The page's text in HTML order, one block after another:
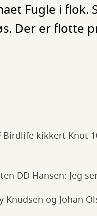
Fugle i flok.
Der er flotte
Birdlife kikkert Knot
DD Hansen: Jeg
Knudsen og Johan